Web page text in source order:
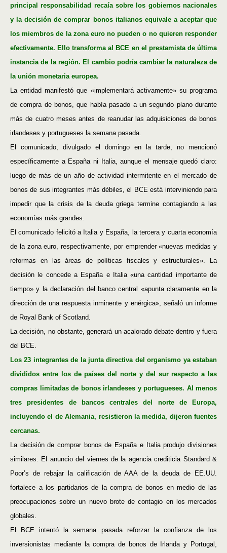
principal responsabilidad recaía sobre los gobiernos nacionales
y la decisión de comprar bonos italianos equivale a aceptar que
los miembros de la zona euro no pueden o no quieren responder
efectivamente. Ello transforma al BCE en el prestamista de última
instancia de la región. El cambio podría cambiar la naturaleza de
la unión monetaria europea.
La entidad manifestó que «implementará activamente» su programa
de compra de bonos, que había pasado a un segundo plano durante
más de cuatro meses antes de reanudar las adquisiciones de bonos
irlandeses y portugueses la semana pasada.
El comunicado, divulgado el domingo en la tarde, no mencionó
específicamente a España ni Italia, aunque el mensaje quedó claro:
luego de más de un año de actividad intermitente en el mercado de
bonos de sus integrantes más débiles, el BCE está interviniendo para
impedir que la crisis de la deuda griega termine contagiando a las
economías más grandes.
El comunicado felicitó a Italia y España, la tercera y cuarta economía
de la zona euro, respectivamente, por emprender «nuevas medidas y
reformas en las áreas de políticas fiscales y estructurales». La
decisión le concede a España e Italia «una cantidad importante de
tiempo» y la declaración del banco central «apunta claramente en la
dirección de una respuesta inminente y enérgica», señaló un informe
de Royal Bank of Scotland.
La decisión, no obstante, generará un acalorado debate dentro y fuera
del BCE.
Los 23 integrantes de la junta directiva del organismo ya estaban
divididos entre los de países del norte y del sur respecto a las
compras limitadas de bonos irlandeses y portugueses. Al menos
tres presidentes de bancos centrales del norte de Europa,
incluyendo el de Alemania, resistieron la medida, dijeron fuentes
cercanas.
La decisión de comprar bonos de España e Italia produjo divisiones
similares. El anuncio del viernes de la agencia crediticia Standard &
Poor’s de rebajar la calificación de AAA de la deuda de EE.UU.
fortalece a los partidarios de la compra de bonos en medio de las
preocupaciones sobre un nuevo brote de contagio en los mercados
globales.
El BCE intentó la semana pasada reforzar la confianza de los
inversionistas mediante la compra de bonos de Irlanda y Portugal,